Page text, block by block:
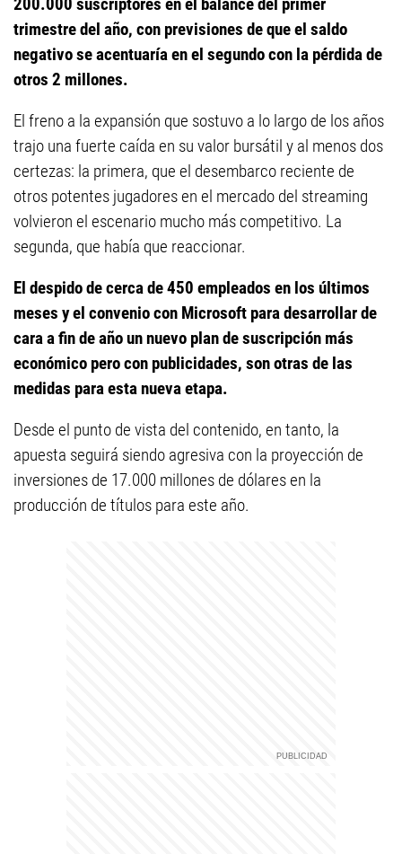
200.000 suscriptores en el balance del primer
trimestre del año, con previsiones de que el saldo
negativo se acentuaría en el segundo con la pérdida de
otros 2 millones.
El freno a la expansión que sostuvo a lo largo de los años
trajo una fuerte caída en su valor bursátil y al menos dos
certezas: la primera, que el desembarco reciente de
otros potentes jugadores en el mercado del streaming
volvieron el escenario mucho más competitivo. La
segunda, que había que reaccionar.
El despido de cerca de 450 empleados en los últimos
meses y el convenio con Microsoft para desarrollar de
cara a fin de año un nuevo plan de suscripción más
económico pero con publicidades, son otras de las
medidas para esta nueva etapa.
Desde el punto de vista del contenido, en tanto, la
apuesta seguirá siendo agresiva con la proyección de
inversiones de 17.000 millones de dólares en la
producción de títulos para este año.